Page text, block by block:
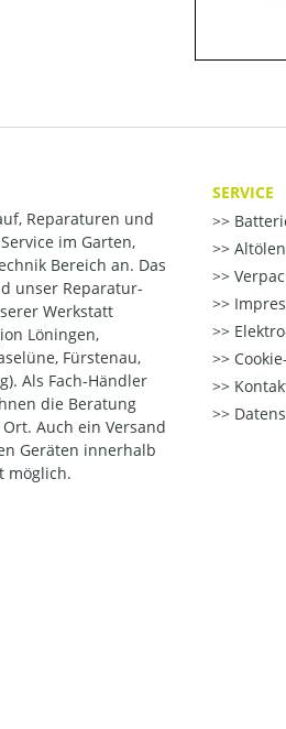
Reparaturen und
im Garten,
Bereich an. Das
unser Reparatur-
Werkstatt
Löningen,
Fürstenau,
Als Fach-Händler
die Beratung
Auch ein Versand
Geräten innerhalb
möglich.
SERVICE